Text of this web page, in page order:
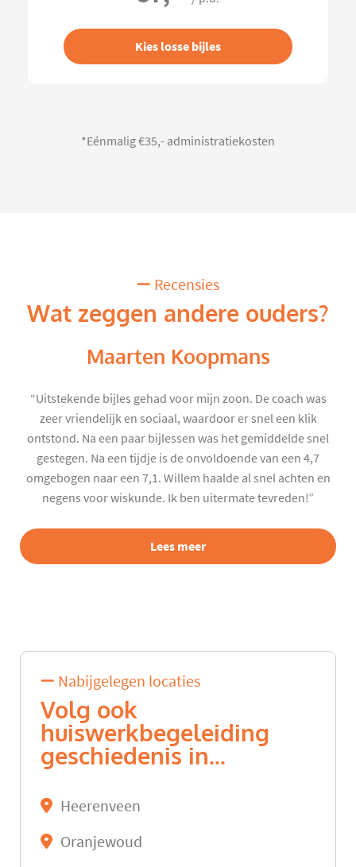
Kies losse bijles
*Eénmalig €35,- administratiekosten
Recensies
Wat zeggen andere ouders?
Maarten Koopmans
“Uitstekende bijles gehad voor mijn zoon. De coach was
zeer vriendelijk en sociaal, waardoor er snel een klik
ontstond. Na een paar bijlessen was het gemiddelde snel
gestegen. Na een tijdje is de onvoldoende van een 4,7
omgebogen naar een 7,1. Willem haalde al snel achten en
negens voor wiskunde. Ik ben uitermate tevreden!”
Lees meer
Nabijgelegen locaties
Volg ook
huiswerkbegeleiding
geschiedenis in...
Heerenveen
Oranjewoud